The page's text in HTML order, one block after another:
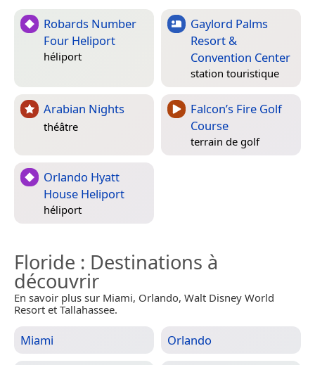
Robards Number
Four Heliport
héliport
Gaylord Palms
Resort &
Convention Center
station touristique
Arabian Nights
théâtre
Falcon’s Fire Golf
Course
terrain de golf
Orlando Hyatt
House Heliport
héliport
Floride : Destinations à
découvrir
En savoir plus sur Miami, Orlando, Walt Disney World
Resort et Tallahassee.
Miami Orlando